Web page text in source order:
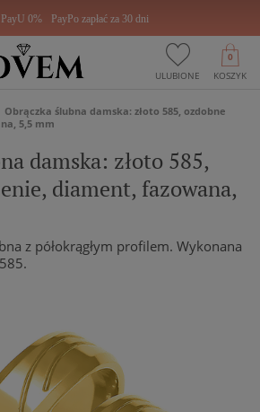
0% PayPo zapłać za 30 dni
ULUBIONE KOSZYK
0
Obrączka ślubna damska: złoto 585, ozdobne
5,5 mm
damska: złoto 585,
diament, fazowana,
z półokrągłym profilem. Wykonana